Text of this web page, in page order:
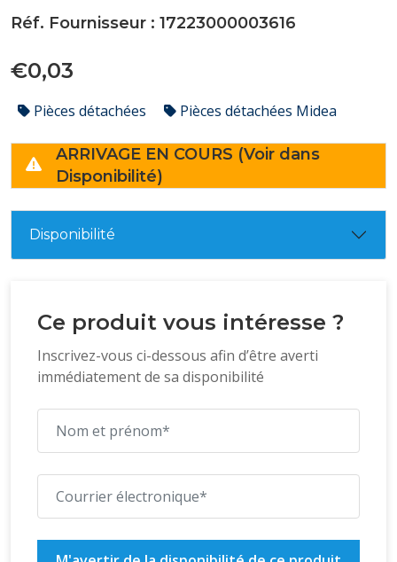
Réf. Fournisseur : 17223000003616
€0,03
Pièces détachées Pièces détachées Midea
ARRIVAGE EN COURS (Voir dans
Disponibilité)
Disponibilité
Ce produit vous intéresse ?
Inscrivez-vous ci-dessous afin d’être averti
immédiatement de sa disponibilité